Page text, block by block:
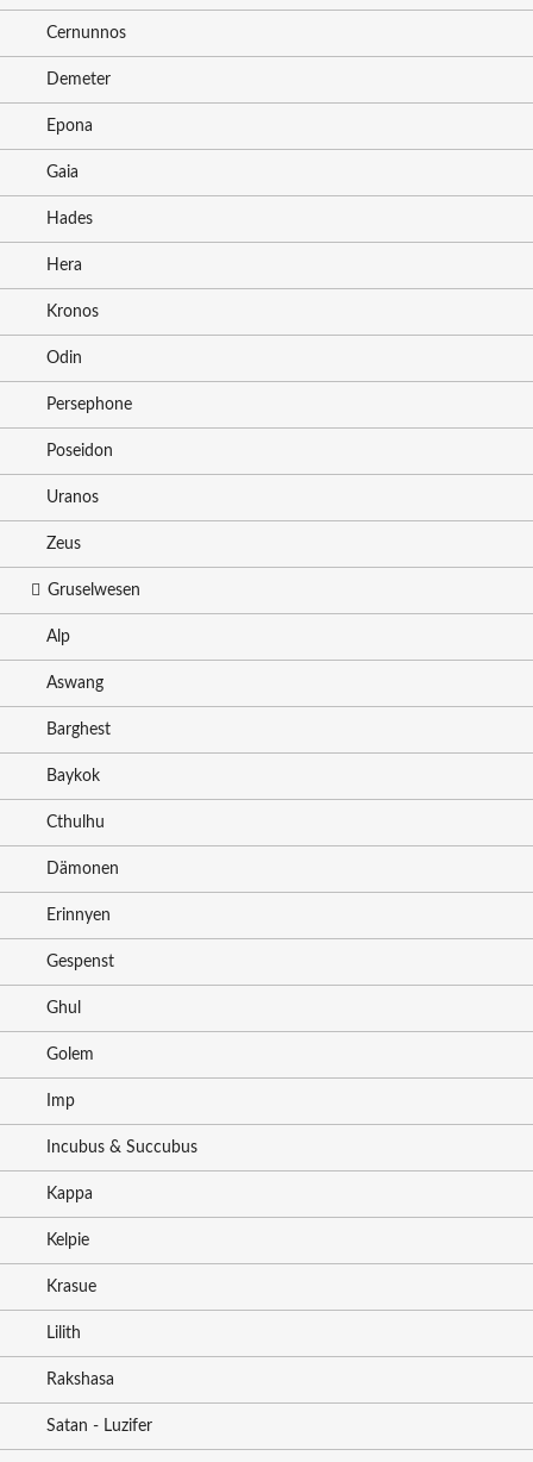
Cernunnos
Demeter
Epona
Gaia
Hades
Hera
Kronos
Odin
Persephone
Poseidon
Uranos
Zeus
Gruselwesen
Alp
Aswang
Barghest
Baykok
Cthulhu
Dämonen
Erinnyen
Gespenst
Ghul
Golem
Imp
Incubus & Succubus
Kappa
Kelpie
Krasue
Lilith
Rakshasa
Satan - Luzifer